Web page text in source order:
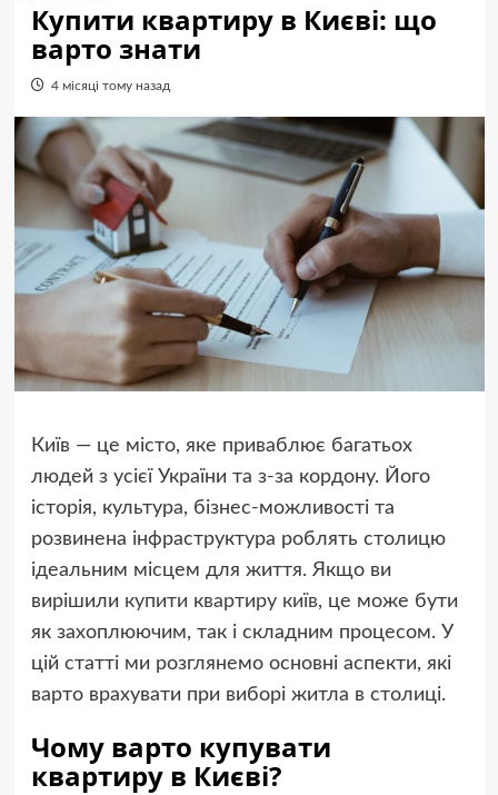
Купити квартиру в Києві: що
варто знати
4 місяці тому назад
Київ — це місто, яке приваблює багатьох
людей з усієї України та з-за кордону. Його
історія, культура, бізнес-можливості та
розвинена інфраструктура роблять столицю
ідеальним місцем для життя. Якщо ви
вирішили купити квартиру київ, це може бути
як захоплюючим, так і складним процесом. У
цій статті ми розглянемо основні аспекти, які
варто врахувати при виборі житла в столиці.
Чому варто купувати
квартиру в Києві?